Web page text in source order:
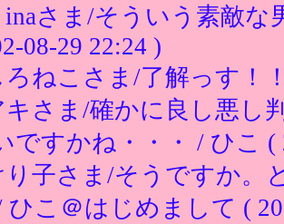
inaさま/そういう素敵な
08-29 22:24 )
ねこさま/了解っす！
キさま/確かに良し悪し
ですかね・・・ / ひこ (
り子さま/そうですか。
ひこ＠はじめまして (